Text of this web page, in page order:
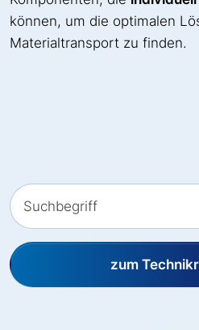
können, um die optimalen
Materialtransport zu finden.
zum